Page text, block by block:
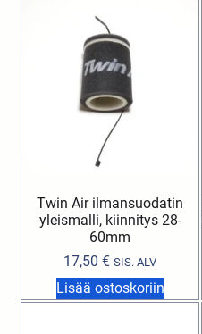
Twin Air ilmansuodatin
yleismalli, kiinnitys 28-
60mm
17,50€ SIS. ALV
Lisää ostoskoriin